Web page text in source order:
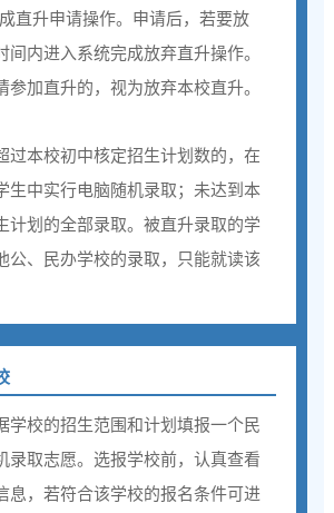
直升申请操作。申请后，若要放
间内进入系统完成放弃直升操作。
参加直升的，视为放弃本校直升。
过本校初中核定招生计划数的，在
生中实行电脑随机录取；未达到本
计划的全部录取。被直升录取的学
公、民办学校的录取，只能就读该
学校的招生范围和计划填报一个民
录取志愿。选报学校前，认真查看
息，若符合该学校的报名条件可进